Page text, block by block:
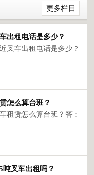
更多栏目
出租电话是多少？
叉车出租电话是多少？
怎么算台班？
租赁怎么算台班？答：
吨叉车出租吗？